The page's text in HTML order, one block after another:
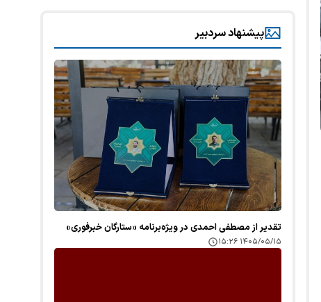
پیشنهاد سردبیر
تقدیر از مصطفی احمدی در ویژه‌برنامه «ستارگان خبرفوری»
۱۴۰۵/۰۵/۱۵ ۱۵:۲۶